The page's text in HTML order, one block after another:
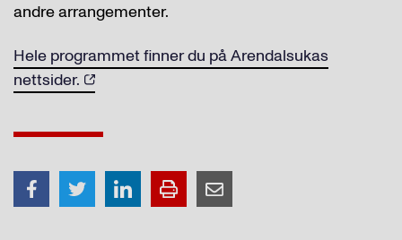
andre arrangementer.
Hele programmet finner du på Arendalsukas
nettsider.